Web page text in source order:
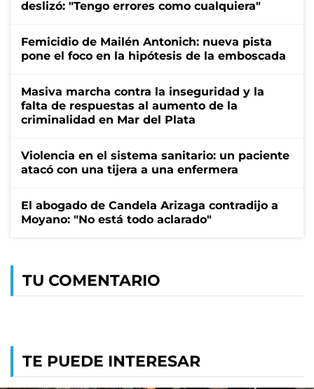
deslizó: "Tengo errores como cualquiera"
Femicidio de Mailén Antonich: nueva pista
pone el foco en la hipótesis de la emboscada
Masiva marcha contra la inseguridad y la
falta de respuestas al aumento de la
criminalidad en Mar del Plata
Violencia en el sistema sanitario: un paciente
atacó con una tijera a una enfermera
El abogado de Candela Arizaga contradijo a
Moyano: "No está todo aclarado"
TU COMENTARIO
TE PUEDE INTERESAR